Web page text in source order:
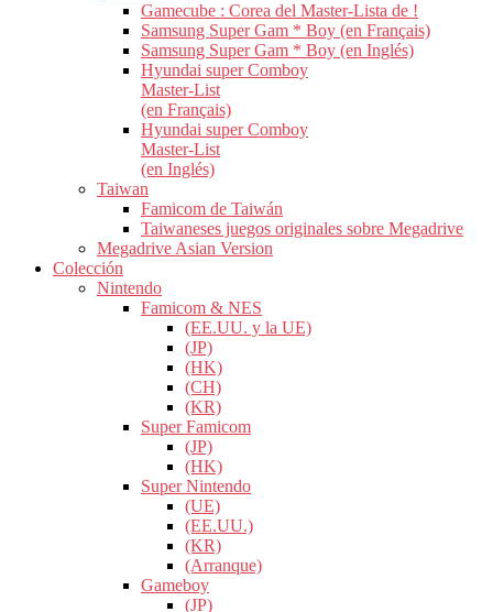
Gamecube : Corea del Master-Lista de !
Samsung Super Gam * Boy (en Français)
Samsung Super Gam * Boy (en Inglés)
Hyundai super Comboy
Master-List
(en Français)
Hyundai super Comboy
Master-List
(en Inglés)
Taiwan
Famicom de Taiwán
Taiwaneses juegos originales sobre Megadrive
Megadrive Asian Version
Colección
Nintendo
Famicom & NES
(EE.UU. y la UE)
(JP)
(HK)
(CH)
(KR)
Super Famicom
(JP)
(HK)
Super Nintendo
(UE)
(EE.UU.)
(KR)
(Arranque)
Gameboy
(JP)